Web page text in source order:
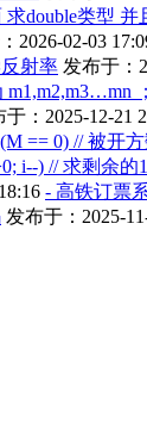
double类型
2026-02-03
射率 发布于：
于：2025-12-21
== 0) // 被开
i--) // 求剩余
- 高铁订票
发布于：2025-